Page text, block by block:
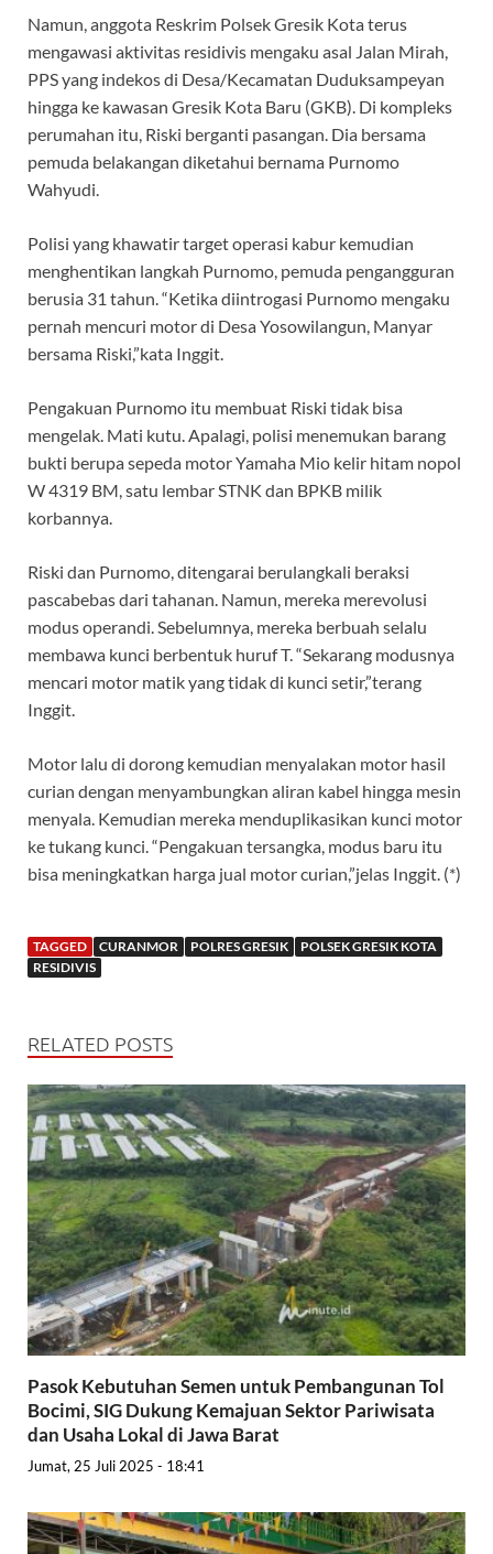
Namun, anggota Reskrim Polsek Gresik Kota terus
mengawasi aktivitas residivis mengaku asal Jalan Mirah,
PPS yang indekos di Desa/Kecamatan Duduksampeyan
hingga ke kawasan Gresik Kota Baru (GKB). Di kompleks
perumahan itu, Riski berganti pasangan. Dia bersama
pemuda belakangan diketahui bernama Purnomo
Wahyudi.
Polisi yang khawatir target operasi kabur kemudian
menghentikan langkah Purnomo, pemuda pengangguran
berusia 31 tahun. “Ketika diintrogasi Purnomo mengaku
pernah mencuri motor di Desa Yosowilangun, Manyar
bersama Riski,”kata Inggit.
Pengakuan Purnomo itu membuat Riski tidak bisa
mengelak. Mati kutu. Apalagi, polisi menemukan barang
bukti berupa sepeda motor Yamaha Mio kelir hitam nopol
W 4319 BM, satu lembar STNK dan BPKB milik
korbannya.
Riski dan Purnomo, ditengarai berulangkali beraksi
pascabebas dari tahanan. Namun, mereka merevolusi
modus operandi. Sebelumnya, mereka berbuah selalu
membawa kunci berbentuk huruf T. “Sekarang modusnya
mencari motor matik yang tidak di kunci setir,”terang
Inggit.
Motor lalu di dorong kemudian menyalakan motor hasil
curian dengan menyambungkan aliran kabel hingga mesin
menyala. Kemudian mereka menduplikasikan kunci motor
ke tukang kunci. “Pengakuan tersangka, modus baru itu
bisa meningkatkan harga jual motor curian,”jelas Inggit. (*)
TAGGED CURANMOR POLRES GRESIK
POLSEK GRESIK KOTA
RESIDIVIS
RELATED POSTS
Pasok Kebutuhan Semen untuk Pembangunan Tol
Bocimi, SIG Dukung Kemajuan Sektor Pariwisata
dan Usaha Lokal di Jawa Barat
Jumat, 25 Juli 2025 - 18:41